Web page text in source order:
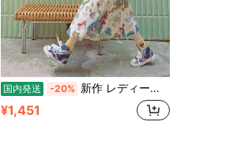
国内発送 -20% 新作 レディース ロングスカート Aライン ハイウエスト ゴムウエスト 全身プリント / ハンバーガー キャラクター プリント 食べ物 イラスト グラフィティ風 アメリカンコミック風 / カラフル マルチカラー レトロ
¥1,451